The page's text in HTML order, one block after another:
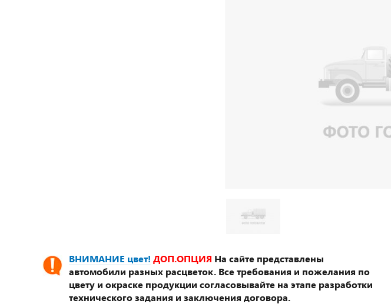
ВНИМАНИЕ цвет! ДОП.ОПЦИЯ На сайте представлены
автомобили разных расцветок. Все требования и пожелания по
цвету и окраске продукции согласовывайте на этапе разработки
технического задания и заключения договора.